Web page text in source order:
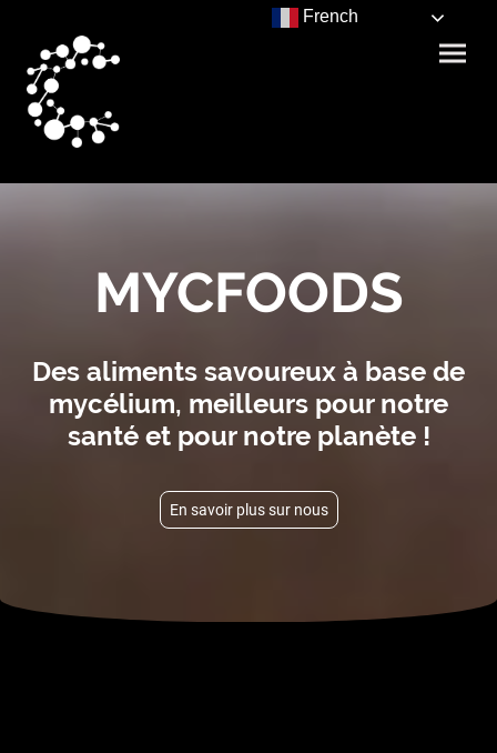
MYCFOODS
Des aliments savoureux à base de
mycélium, meilleurs pour notre
santé et pour notre planète !
En savoir plus sur nous
French